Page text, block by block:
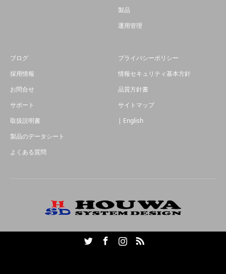
製品
運用管理
ブログ
採用情報
お問合せ
サポート
取扱説明書
製品のデータシート
よくある質問
プライバシーポリシー
情報セキュリティ基本方針
品質方針書
サイトマップ
| English